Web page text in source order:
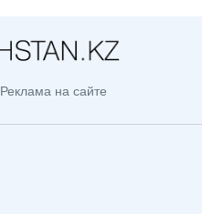
Реклама на сайте